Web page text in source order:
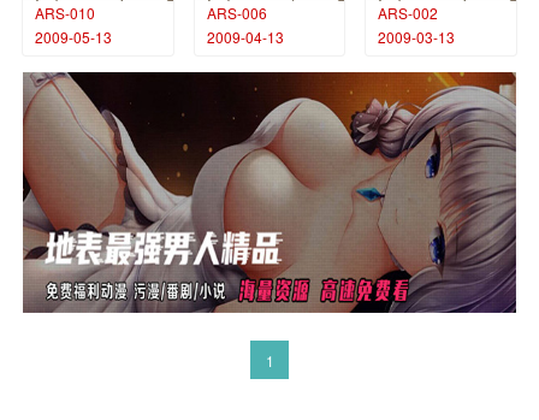
ARS-010
2009-05-13
ARS-006
2009-04-13
ARS-002
2009-03-13
1